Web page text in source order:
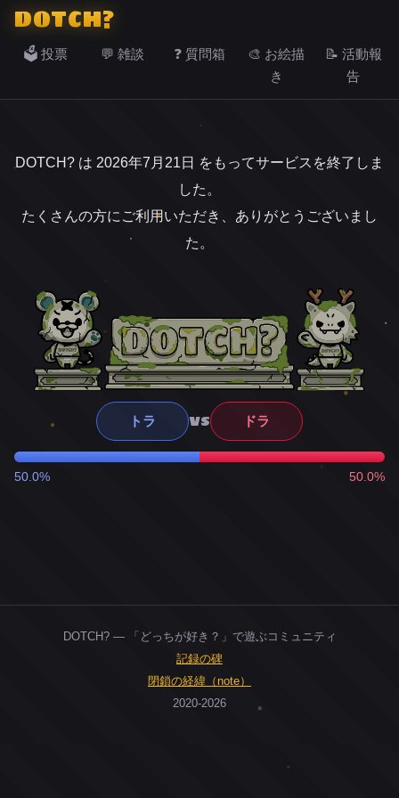
DOTCH?
🗳️ 投票 💬 雑談 ❓ 質問箱
🎨 お絵描
き
📝 活動報
告
DOTCH? は 2026年7月21日 をもってサービスを終了しま
した。
たくさんの方にご利用いただき、ありがとうございまし
た。
トラ VS ドラ
50.0% 50.0%
DOTCH? — 「どっちが好き？」で遊ぶコミュニティ
記録の碑
閉鎖の経緯（note）
2020-2026